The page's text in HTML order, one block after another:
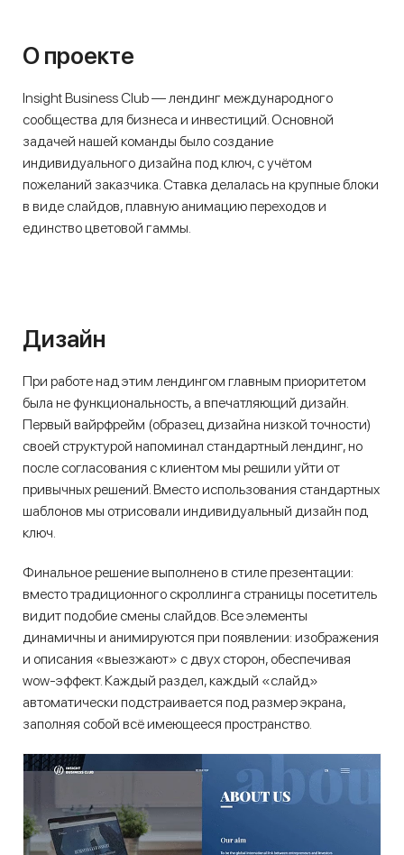
О проекте
Insight Business Club — лендинг международного
сообщества для бизнеса и инвестиций. Основной
задачей нашей команды было создание
индивидуального дизайна под ключ, с учётом
пожеланий заказчика. Ставка делалась на крупные блоки
в виде слайдов, плавную анимацию переходов и
единство цветовой гаммы.
Дизайн
При работе над этим лендингом главным приоритетом
была не функциональность, а впечатляющий дизайн.
Первый вайрфрейм (образец дизайна низкой точности)
своей структурой напоминал стандартный лендинг, но
после согласования с клиентом мы решили уйти от
привычных решений. Вместо использования стандартных
шаблонов мы отрисовали индивидуальный дизайн под
ключ.
Финальное решение выполнено в стиле презентации:
вместо традиционного скроллинга страницы посетитель
видит подобие смены слайдов. Все элементы
динамичны и анимируются при появлении: изображения
и описания «выезжают» с двух сторон, обеспечивая
wow-эффект. Каждый раздел, каждый «слайд»
автоматически подстраивается под размер экрана,
заполняя собой всё имеющееся пространство.